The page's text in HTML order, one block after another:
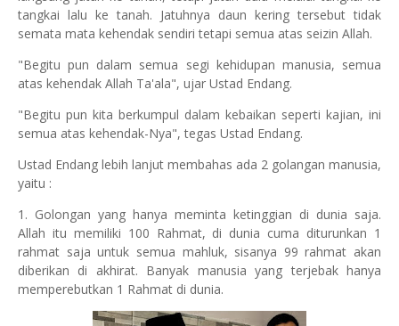
tangkai lalu ke tanah. Jatuhnya daun kering tersebut tidak
semata mata kehendak sendiri tetapi semua atas seizin Allah.
"Begitu pun dalam semua segi kehidupan manusia, semua
atas kehendak Allah Ta'ala", ujar Ustad Endang.
"Begitu pun kita berkumpul dalam kebaikan seperti kajian, ini
semua atas kehendak-Nya", tegas Ustad Endang.
Ustad Endang lebih lanjut membahas ada 2 golangan manusia,
yaitu :
1. Golongan yang hanya meminta ketinggian di dunia saja.
Allah itu memiliki 100 Rahmat, di dunia cuma diturunkan 1
rahmat saja untuk semua mahluk, sisanya 99 rahmat akan
diberikan di akhirat. Banyak manusia yang terjebak hanya
memperebutkan 1 Rahmat di dunia.